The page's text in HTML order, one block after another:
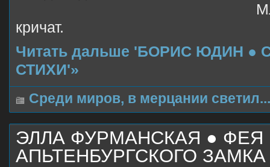
Младенцы в
кричат.
Читать дальше 'БОРИС ЮДИН ●
СТИХИ'»
Среди миров, в мерцании светил...
ЭЛЛА ФУРМАНСКАЯ ● ФЕЯ
АПЬТЕНБУРГСКОГО